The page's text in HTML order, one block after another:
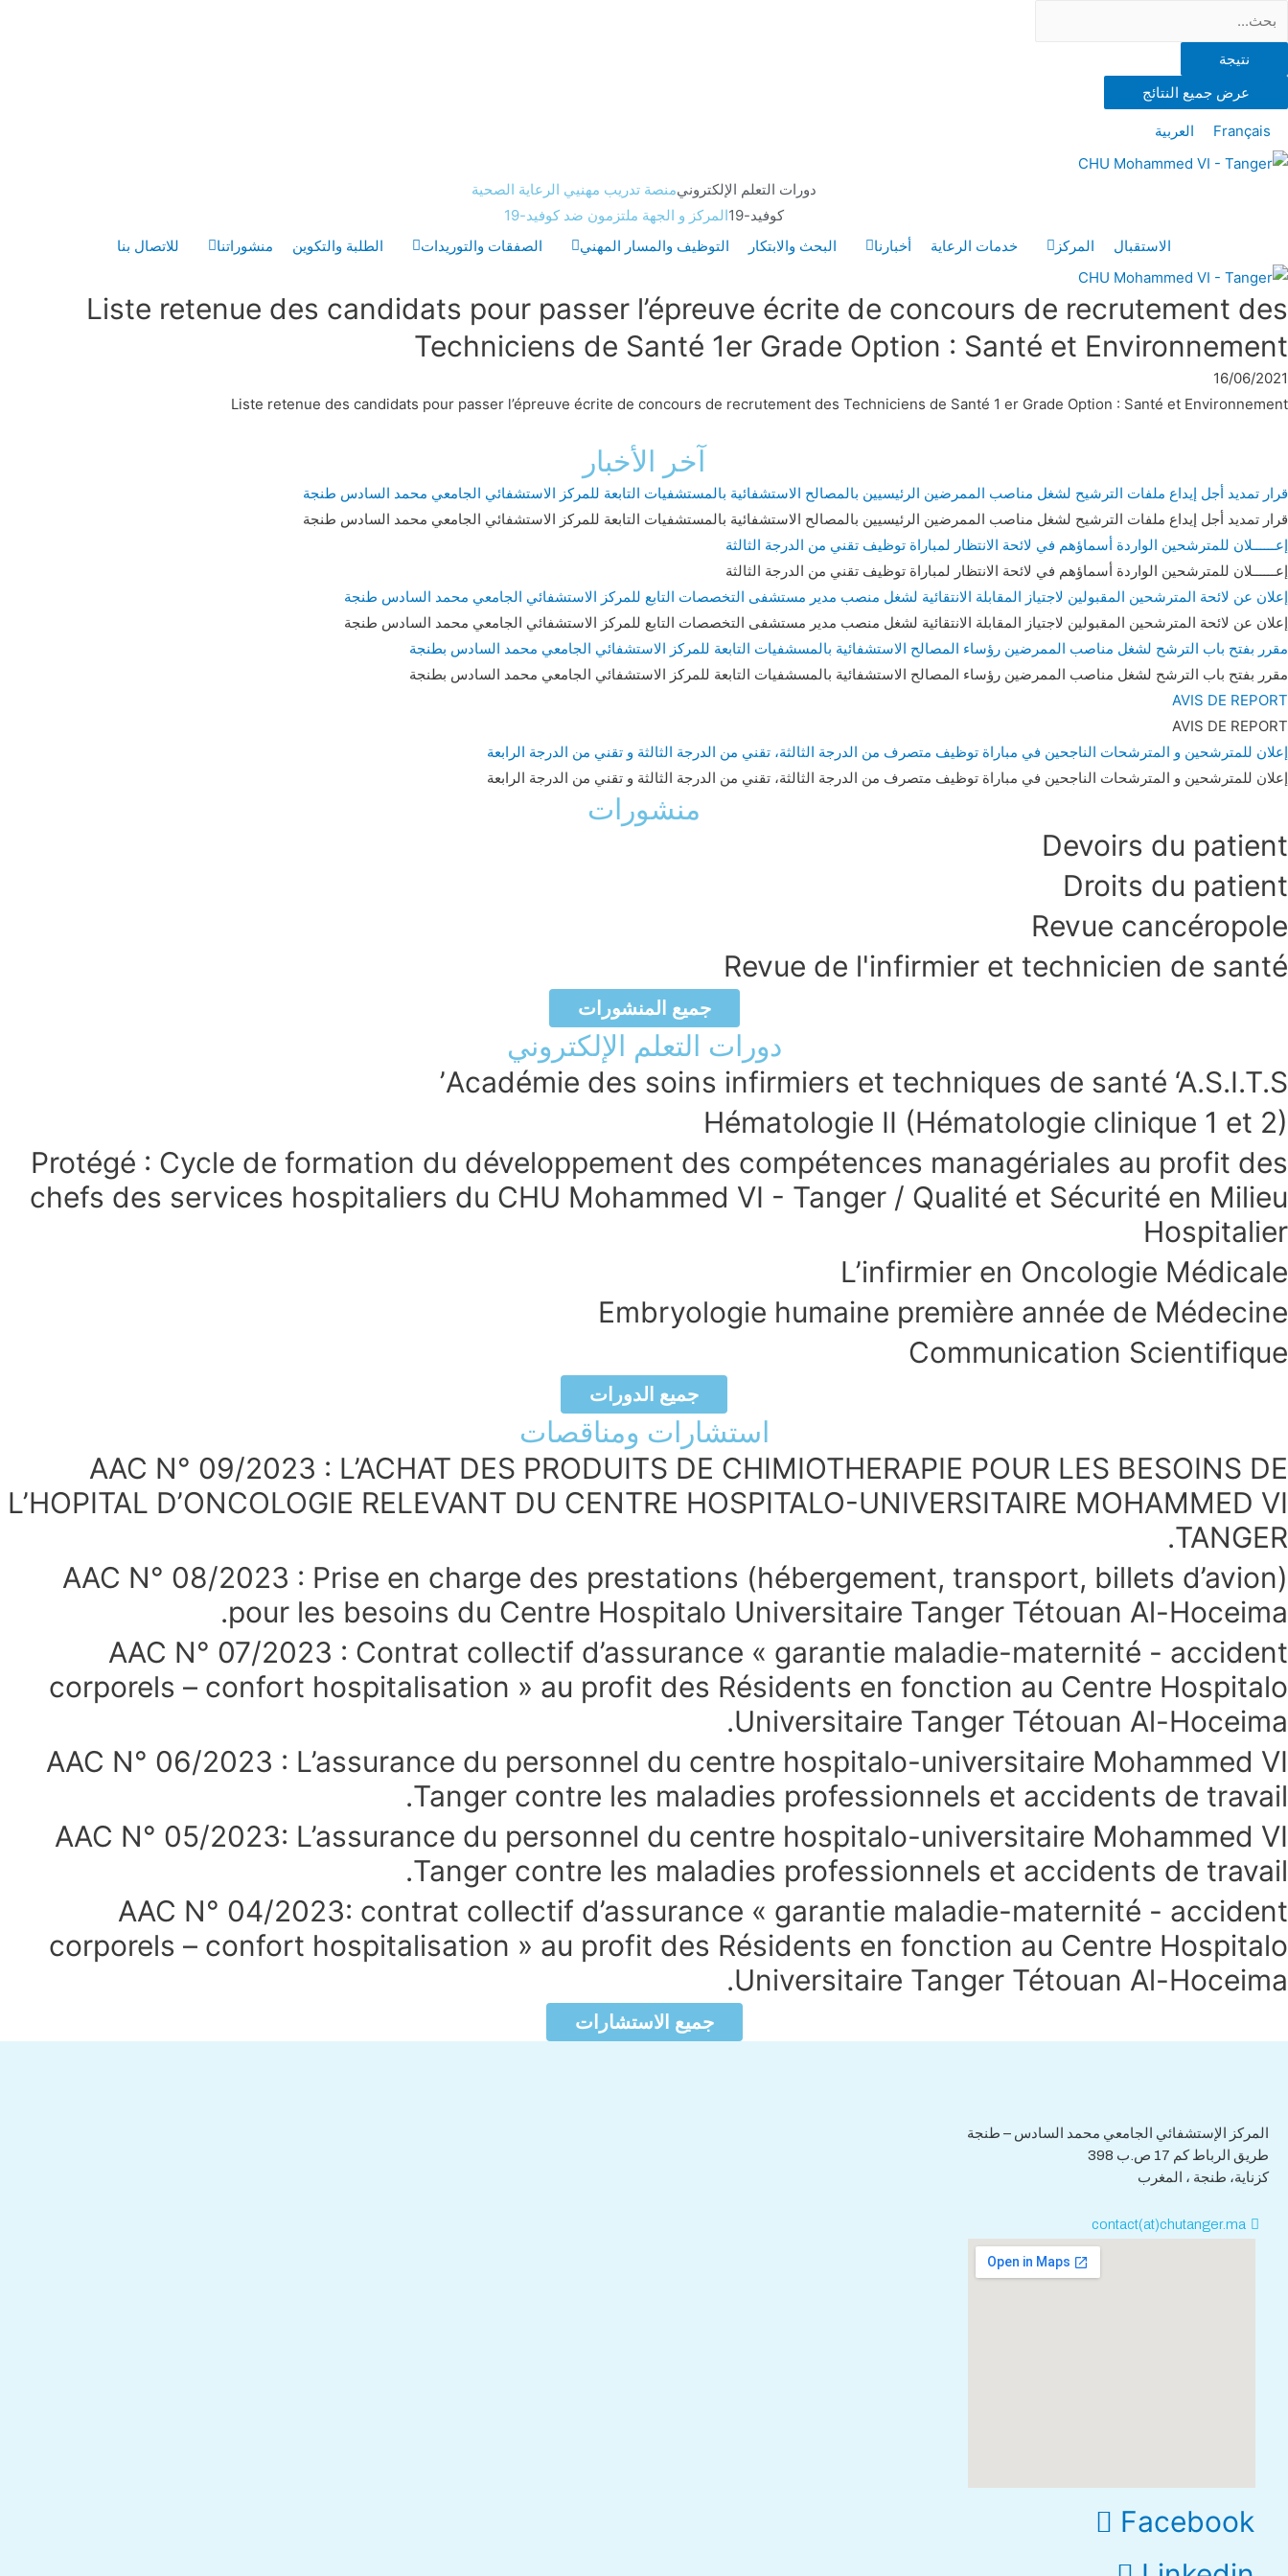
نتيجة
عرض جميع النتائج
Français العربية
دورات التعلم الإلكترونيمنصة تدريب مهنيي الرعاية الصحية
كوفيد-19
المركز و الجهة ملتزمون ضد كوفيد-19
الاستقبال
المركز خدمات الرعاية أخبارنا البحث والابتكار التوظيف والمسار المهني الصفقات والتوريدات الطلبة والتكوين منشوراتنا للاتصال بنا
Liste retenue des candidats pour passer l’épreuve écrite de concours de recrutement des
Techniciens de Santé 1er Grade Option : Santé et Environnement
16/06/2021
Liste retenue des candidats pour passer l’épreuve écrite de concours de recrutement des Techniciens de Santé 1 er Grade Option : Santé et Environnement
آخر الأخبار
قرار تمديد أجل إيداع ملفات الترشيح لشغل مناصب الممرضين الرئيسيين بالمصالح الاستشفائية بالمستشفيات التابعة للمركز الاستشفائي الجامعي محمد السادس طنجة
قرار تمديد أجل إيداع ملفات الترشيح لشغل مناصب الممرضين الرئيسيين بالمصالح الاستشفائية بالمستشفيات التابعة للمركز الاستشفائي الجامعي محمد السادس طنجة
إعــــــلان للمترشحين الواردة أسماؤهم في لائحة الانتظار لمباراة توظيف تقني من الدرجة الثالثة
إعــــــلان للمترشحين الواردة أسماؤهم في لائحة الانتظار لمباراة توظيف تقني من الدرجة الثالثة
إعلان عن لائحة المترشحين المقبولين لاجتياز المقابلة الانتقائية لشغل منصب مدير مستشفى التخصصات التابع للمركز الاستشفائي الجامعي محمد السادس طنجة
إعلان عن لائحة المترشحين المقبولين لاجتياز المقابلة الانتقائية لشغل منصب مدير مستشفى التخصصات التابع للمركز الاستشفائي الجامعي محمد السادس طنجة
مقرر بفتح باب الترشح لشغل مناصب الممرضين رؤساء المصالح الاستشفائية بالمسشفيات التابعة للمركز الاستشفائي الجامعي محمد السادس بطنجة
مقرر بفتح باب الترشح لشغل مناصب الممرضين رؤساء المصالح الاستشفائية بالمسشفيات التابعة للمركز الاستشفائي الجامعي محمد السادس بطنجة
AVIS DE REPORT
AVIS DE REPORT
إعلان للمترشحين و المترشحات الناجحين في مباراة توظيف متصرف من الدرجة الثالثة، تقني من الدرجة الثالثة و تقني من الدرجة الرابعة
إعلان للمترشحين و المترشحات الناجحين في مباراة توظيف متصرف من الدرجة الثالثة، تقني من الدرجة الثالثة و تقني من الدرجة الرابعة
منشورات
Devoirs du patient
Droits du patient
Revue cancéropole
Revue de l'infirmier et technicien de santé
جميع المنشورات
دورات التعلم الإلكتروني
Académie des soins infirmiers et techniques de santé ‘A.S.I.T.S’
Hématologie II (Hématologie clinique 1 et 2)
Protégé : Cycle de formation du développement des compétences managériales au profit des
chefs des services hospitaliers du CHU Mohammed VI - Tanger / Qualité et Sécurité en Milieu
Hospitalier
L’infirmier en Oncologie Médicale
Embryologie humaine première année de Médecine
Communication Scientifique
جميع الدورات
استشارات ومناقصات
AAC N° 09/2023 : L’ACHAT DES PRODUITS DE CHIMIOTHERAPIE POUR LES BESOINS DE
L’HOPITAL D’ONCOLOGIE RELEVANT DU CENTRE HOSPITALO-UNIVERSITAIRE MOHAMMED VI
TANGER.
AAC N° 08/2023 : Prise en charge des prestations (hébergement, transport, billets d’avion)
pour les besoins du Centre Hospitalo Universitaire Tanger Tétouan Al-Hoceima.
AAC N° 07/2023 : Contrat collectif d’assurance « garantie maladie-maternité - accident
corporels – confort hospitalisation » au profit des Résidents en fonction au Centre Hospitalo
Universitaire Tanger Tétouan Al-Hoceima.
AAC N° 06/2023 : L’assurance du personnel du centre hospitalo-universitaire Mohammed VI
Tanger contre les maladies professionnels et accidents de travail.
AAC N° 05/2023: L’assurance du personnel du centre hospitalo-universitaire Mohammed VI
Tanger contre les maladies professionnels et accidents de travail.
AAC N° 04/2023: contrat collectif d’assurance « garantie maladie-maternité - accident
corporels – confort hospitalisation » au profit des Résidents en fonction au Centre Hospitalo
Universitaire Tanger Tétouan Al-Hoceima.
جميع الاستشارات
المركز الإستشفائي الجامعي محمد السادس – طنجة
طريق الرباط كم 17 ص.ب 398
كزناية، طنجة ، المغرب
contact(at)chutanger.ma
Facebook